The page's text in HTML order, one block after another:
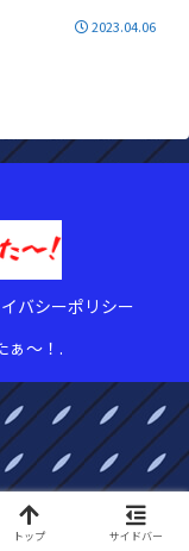
2023.04.06
バシーポリシー
ぁ〜！.
トップ サイドバー